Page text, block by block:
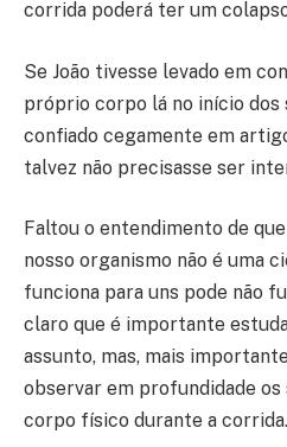
corrida poderá ter um
Se João tivesse levado em
próprio corpo lá no início dos
confiado cegamente em
talvez não precisasse ser
Faltou o entendimento de
nosso organismo não é uma
funciona para uns pode não
claro que é importante
assunto, mas, mais
observar em profundidade
corpo físico durante a corrida.